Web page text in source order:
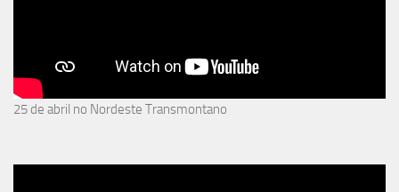
25 de abril no Nordeste Transmontano